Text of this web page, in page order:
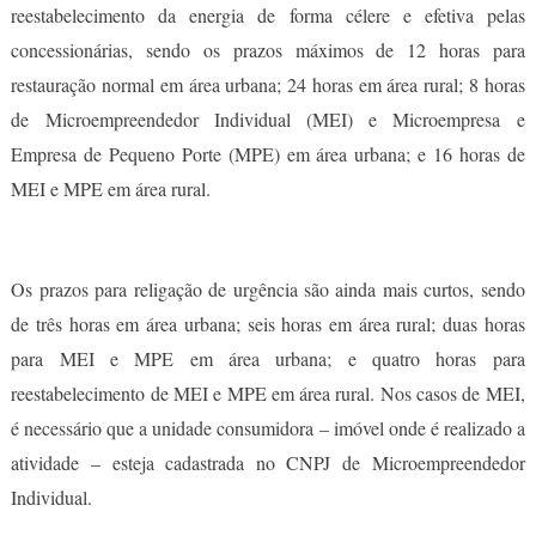
reestabelecimento da energia de forma célere e efetiva pelas
concessionárias, sendo os prazos máximos de 12 horas para
restauração normal em área urbana; 24 horas em área rural; 8 horas
de Microempreendedor Individual (MEI) e Microempresa e
Empresa de Pequeno Porte (MPE) em área urbana; e 16 horas de
MEI e MPE em área rural.
Os prazos para religação de urgência são ainda mais curtos, sendo
de três horas em área urbana; seis horas em área rural; duas horas
para MEI e MPE em área urbana; e quatro horas para
reestabelecimento de MEI e MPE em área rural. Nos casos de MEI,
é necessário que a unidade consumidora – imóvel onde é realizado a
atividade – esteja cadastrada no CNPJ de Microempreendedor
Individual.